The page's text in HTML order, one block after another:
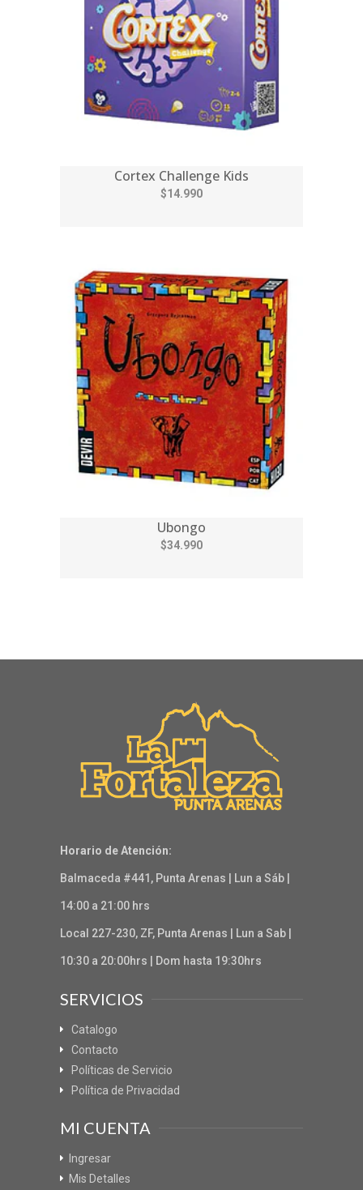
Cortex Challenge Kids
$14.990
Ubongo
$34.990
Horario de Atención:
Balmaceda #441, Punta Arenas | Lun a Sáb |
14:00 a 21:00 hrs
Local 227-230, ZF, Punta Arenas | Lun a Sab |
10:30 a 20:00hrs | Dom hasta 19:30hrs
SERVICIOS
Catalogo
Contacto
Políticas de Servicio
Política de Privacidad
MI CUENTA
Ingresar
Mis Detalles